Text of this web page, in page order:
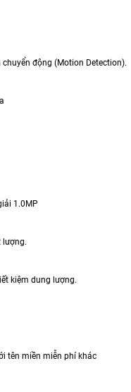
chuyển động (Motion Detection).
1.0MP
lượng.
kiệm dung lượng.
tên miền miễn phí khác